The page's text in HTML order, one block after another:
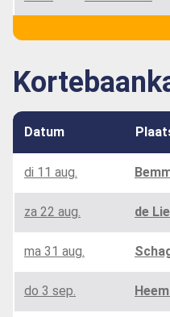
Datum
di 11 aug.
za 22 aug. de
ma 31 aug.
do 3 sep.